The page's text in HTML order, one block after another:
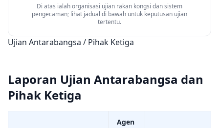
Di atas ialah organisasi ujian rakan kongsi dan sistem
pengecaman; lihat jadual di bawah untuk keputusan ujian
tertentu.
Ujian Antarabangsa / Pihak Ketiga
Laporan Ujian Antarabangsa dan
Pihak Ketiga
Agen